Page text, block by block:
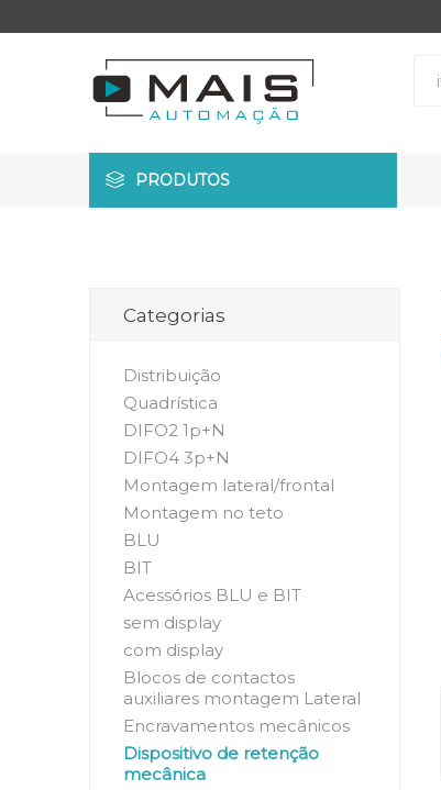
PRODUTOS
Categorias
Distribuição
Quadrística
DIFO2 1p+N
DIFO4 3p+N
Montagem lateral/frontal
Montagem no teto
BLU
BIT
Acessórios BLU e BIT
sem display
com display
Blocos de contactos
auxiliares montagem Lateral
Encravamentos mecânicos
Dispositivo de retenção
mecânica